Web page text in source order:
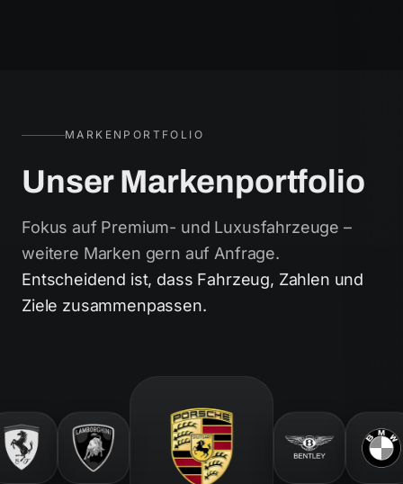
MARKENPORTFOLIO
Unser Markenportfolio
Fokus auf Premium- und Luxusfahrzeuge –
weitere Marken gern auf Anfrage.
Entscheidend ist, dass Fahrzeug, Zahlen und
Ziele zusammenpassen.